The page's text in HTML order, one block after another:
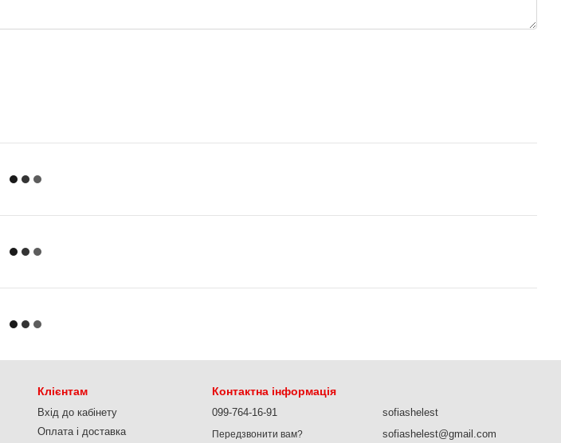
Клієнтам
Вхід до кабінету
Оплата і доставка
Контактна інформація
099-764-16-91
Передзвонити вам?
sofiashelest
sofiashelest@gmail.com